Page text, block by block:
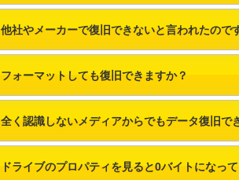
他社やメーカーで復旧できないと言われたので
フォーマットしても復旧できますか？
全く認識しないメディアからでもデータ復旧で
ドライブのプロパティを見ると0バイトになっ